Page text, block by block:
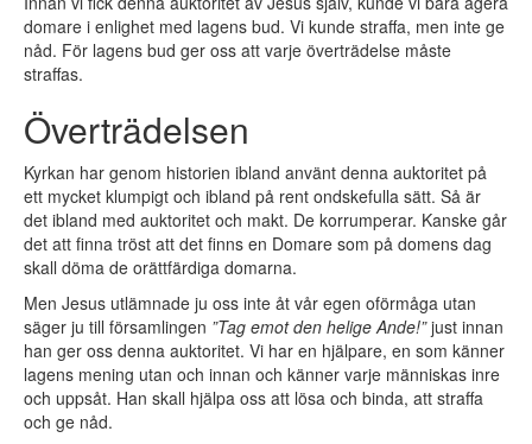
domare i enlighet med lagens bud. Vi kunde straffa, men inte ge
nåd. För lagens bud ger oss att varje överträdelse måste
straffas.
Överträdelsen
Kyrkan har genom historien ibland använt denna auktoritet på
ett mycket klumpigt och ibland på rent ondskefulla sätt. Så är
det ibland med auktoritet och makt. De korrumperar. Kanske går
det att finna tröst att det finns en Domare som på domens dag
skall döma de orättfärdiga domarna.
Men Jesus utlämnade ju oss inte åt vår egen oförmåga utan
säger ju till församlingen ”Tag emot den helige Ande!”just innan
han ger oss denna auktoritet. Vi har en hjälpare, en som känner
lagens mening utan och innan och känner varje människas inre
och uppsåt. Han skall hjälpa oss att lösa och binda, att straffa
och ge nåd.